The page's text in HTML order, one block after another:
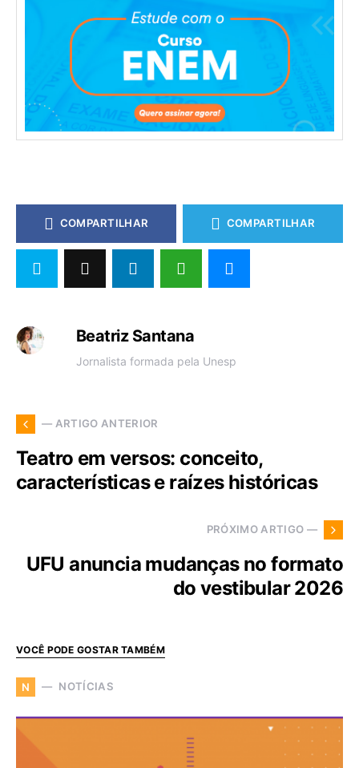
COMPARTILHAR COMPARTILHAR
Beatriz Santana
Jornalista formada pela Unesp
— ARTIGO ANTERIOR
Teatro em versos: conceito,
características e raízes históricas
PRÓXIMO ARTIGO —
UFU anuncia mudanças no formato
do vestibular 2026
VOCÊ PODE GOSTAR TAMBÉM
N NOTÍCIAS